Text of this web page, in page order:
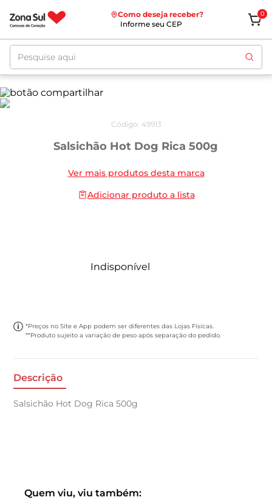
Como deseja receber?
Informe seu CEP
0
Pesquise aqui
Código: 49913
Salsichão Hot Dog Rica 500g
Ver mais produtos desta marca
Adicionar produto a lista
Indisponível
*Preços no Site e App podem ser diferentes das Lojas Físicas.
**Produto sujeito a variação de peso após separação do pedido.
Descrição
Salsichão Hot Dog Rica 500g
Quem viu, viu também: